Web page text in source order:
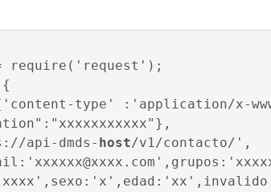
require('request');
api-dmds-
host/v1/contacto/',